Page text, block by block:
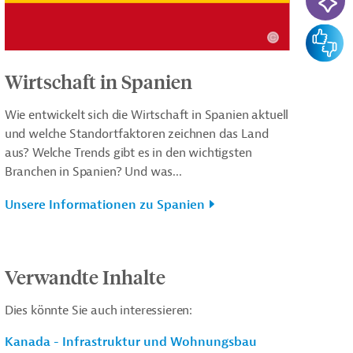
Wirtschaft in Spanien
Wie entwickelt sich die Wirtschaft in Spanien aktuell
und welche Standortfaktoren zeichnen das Land
aus? Welche Trends gibt es in den wichtigsten
Branchen in Spanien? Und was...
Unsere Informationen zu Spanien
Verwandte Inhalte
Dies könnte Sie auch interessieren:
Kanada - Infrastruktur und Wohnungsbau